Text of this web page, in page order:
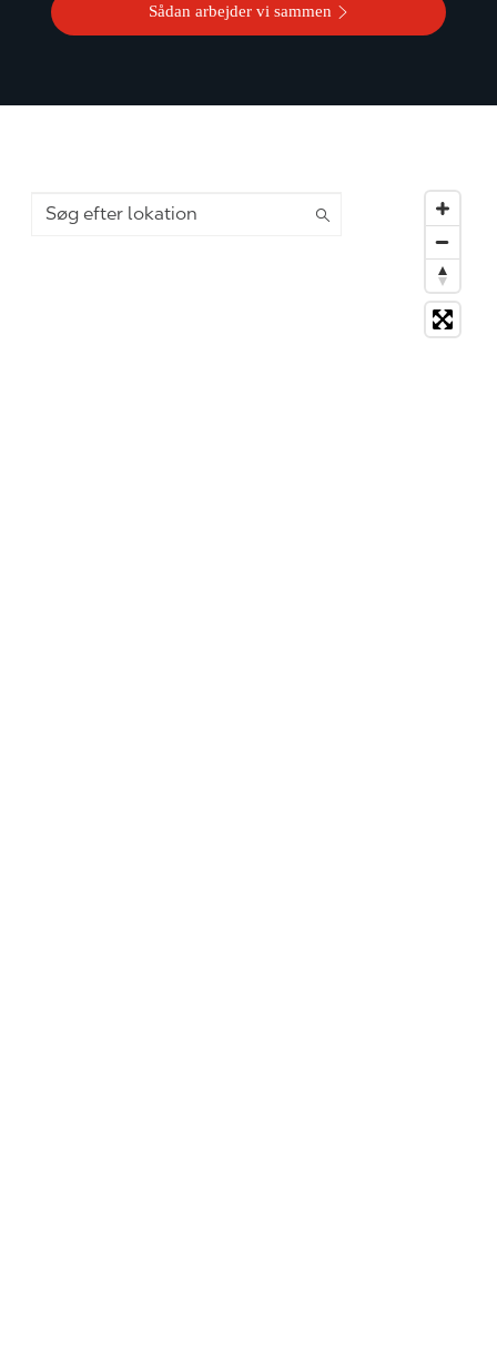
Sådan arbejder vi sammen
Søg efter lokation
88 suggestions available, navigate to the list to select